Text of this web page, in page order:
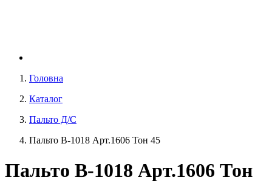
Головна
Каталог
Пальто Д/С
Пальто В-1018 Aрт.1606 Тон 45
Пальто В-1018 Aрт.1606 Тон